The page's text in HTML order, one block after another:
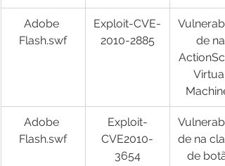
Adobe
Flash.swf
Exploit-CVE-
2010-2885
de na
Virtual
Adobe
Flash.swf
Exploit-
CVE2010-
3654
de na
de